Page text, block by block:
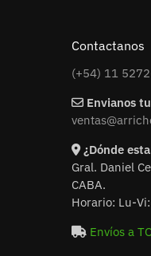
Contactanos
(+54) 11
Envianos
¿Dónde
Gral. Daniel
CABA.
Horario: Lu-
Envíos a